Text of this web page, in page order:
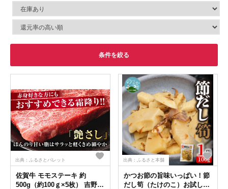
条件を絞る
出典：ふるさとパレット
佐賀牛 モモステーキ 約
500g（約100ｇ×5枚） 吉野ヶ
出典：ふるさと本舗
かつお節の旨味いっぱい！節
だし筍（たけのこ）お試しセ